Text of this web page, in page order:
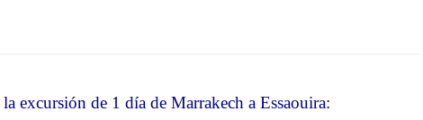
excursión de 1 día de Marrakech a Essaouira: